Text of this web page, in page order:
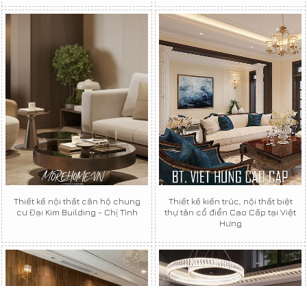
Thiết kế nội thất căn hộ chung
cư Đại Kim Building - Chị Tình
Thiết kế kiến trúc, nội thất biệt
thự tân cổ điển Cao Cấp tại Việt
Hưng